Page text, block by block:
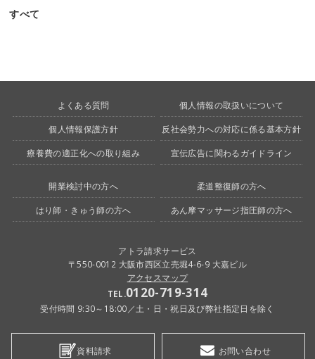
すべて
よくある質問 個人情報の取扱いについて
個人情報保護方針 反社会勢力への対応に係る基本方針
療養費の適正化への取り組み 宣伝広告に関わるガイドライン
開業検討中の方へ 柔道整復師の方へ
はり師・きゅう師の方へ あん摩マッサージ指圧師の方へ
アトラ請求サービス
〒550-0012 大阪市西区立売堀4-6-9 大嘉ビル
アクセスマップ
TEL.0120-719-314
受付時間 9:30～18:00／土・日・祝日及び弊社指定日を除く
資料請求 お問い合わせ